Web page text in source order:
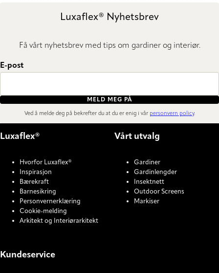
Luxaflex® Nyhetsbrev
Få vårt nyhetsbrev med tips om gardiner og interiør.
E-post
MELD MEG PÅ
Ved å melde deg på bekrefter du at du er enig i vår personvern policy.
Luxaflex®
Hvorfor Luxaflex®
Inspirasjon
Bærekraft
Barnesikring
Personvernerklæring
Cookie-melding
Arkitekt og Interiørarkitekt
Vårt utvalg
Gardiner
Gardinlengder
Insektnett
Outdoor Screens
Markiser
Kundeservice